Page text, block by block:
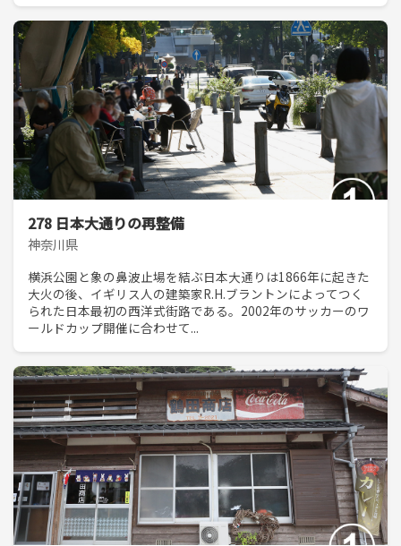
278 日本大通りの再整備
神奈川県
横浜公園と象の鼻波止場を結ぶ日本大通りは1866年に起きた
大火の後、イギリス人の建築家R.H.ブラントンによってつく
られた日本最初の西洋式街路である。2002年のサッカーのワ
ールドカップ開催に合わせて...